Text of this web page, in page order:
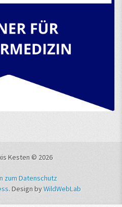
Kesten © 2026
zum Datenschutz
. Design byWildWebLab